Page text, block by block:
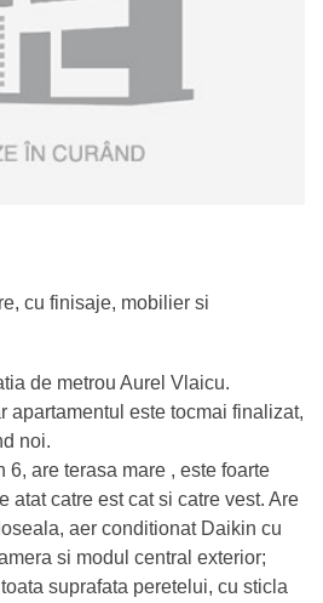
cu finisaje, mobilier si
de metrou Aurel Vlaicu.
apartamentul este tocmai finalizat,
noi.
6, are terasa mare , este foarte
atat catre est cat si catre vest. Are
aer conditionat Daikin cu
si modul central exterior;
suprafata peretelui, cu sticla